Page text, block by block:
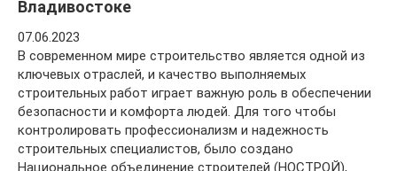
Владивостоке
07.06.2023
В современном мире строительство является одной из
ключевых отраслей, и качество выполняемых
строительных работ играет важную роль в обеспечении
безопасности и комфорта людей. Для того чтобы
контролировать профессионализм и надежность
строительных специалистов, было создано
Национальное объединение строителей (НОСТРОЙ),